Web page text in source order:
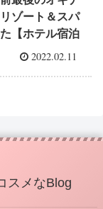
ゾート＆スパ
【ホテル宿泊
2022.02.11
スメなBlog